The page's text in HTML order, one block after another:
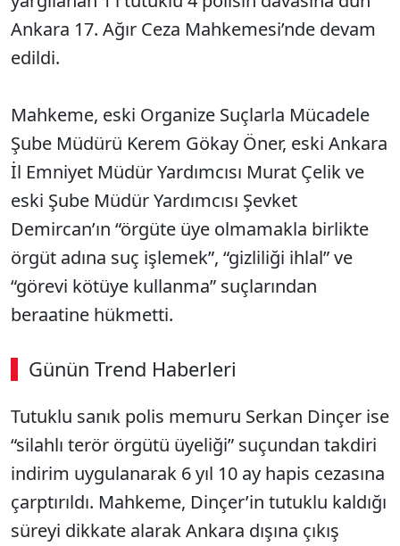
Ankara 17. Ağır Ceza Mahkemesi’nde devam
edildi.
Mahkeme, eski Organize Suçlarla Mücadele
Şube Müdürü Kerem Gökay Öner, eski Ankara
İl Emniyet Müdür Yardımcısı Murat Çelik ve
eski Şube Müdür Yardımcısı Şevket
Demircan’ın “örgüte üye olmamakla birlikte
örgüt adına suç işlemek”, “gizliliği ihlal” ve
“görevi kötüye kullanma” suçlarından
beraatine hükmetti.
Günün Trend Haberleri
Tutuklu sanık polis memuru Serkan Dinçer ise
“silahlı terör örgütü üyeliği” suçundan takdiri
indirim uygulanarak 6 yıl 10 ay hapis cezasına
çarptırıldı. Mahkeme, Dinçer’in tutuklu kaldığı
süreyi dikkate alarak Ankara dışına çıkış